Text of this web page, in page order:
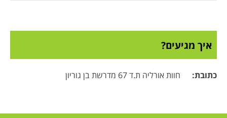
איך מגיעים?
כתובת: חוות אורליה ת.ד 67 מדרשת בן גוריון